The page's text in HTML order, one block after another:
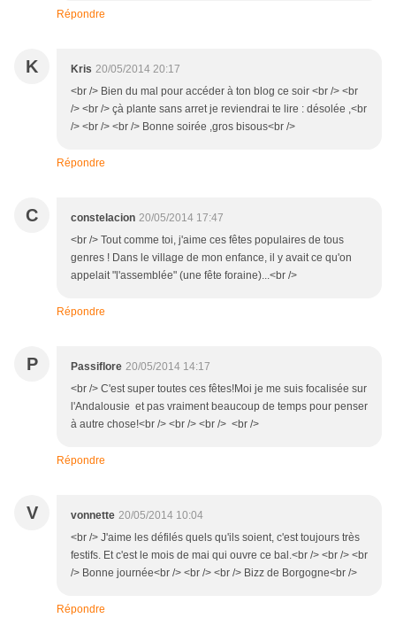
Répondre
K Kris 20/05/2014 20:17
<br /> Bien du mal pour accéder à ton blog ce soir <br /> <br
/> <br /> çà plante sans arret je reviendrai te lire : désolée ,<br
/> <br /> <br /> Bonne soirée ,gros bisous<br />
Répondre
C constelacion 20/05/2014 17:47
<br /> Tout comme toi, j'aime ces fêtes populaires de tous
genres ! Dans le village de mon enfance, il y avait ce qu'on
appelait "l'assemblée" (une fête foraine)...<br />
Répondre
P Passiflore 20/05/2014 14:17
<br /> C'est super toutes ces fêtes!Moi je me suis focalisée sur
l'Andalousie et pas vraiment beaucoup de temps pour penser
à autre chose!<br /> <br /> <br /> <br />
Répondre
V vonnette 20/05/2014 10:04
<br /> J'aime les défilés quels qu'ils soient, c'est toujours très
festifs. Et c'est le mois de mai qui ouvre ce bal.<br /> <br /> <br
/> Bonne journée<br /> <br /> <br /> Bizz de Borgogne<br />
Répondre